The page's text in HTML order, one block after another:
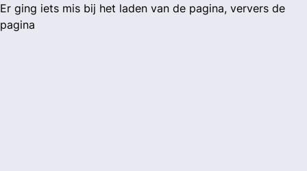
Er ging iets mis bij het laden van de pagina, ververs de
pagina